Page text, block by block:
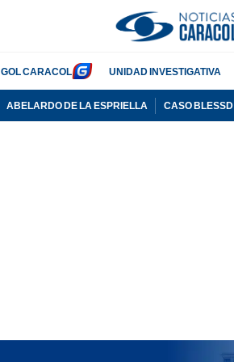
GOL CARACOL UNIDAD INVESTIGATIVA
ABELARDO DE LA ESPRIELLA CASO BLESSD